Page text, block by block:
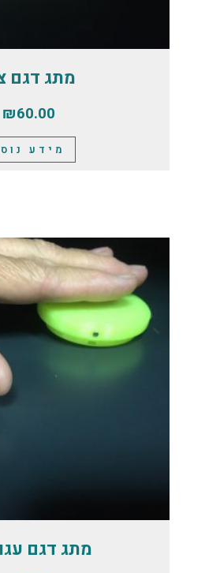
מתג דגם
₪60.00
מידע
מתג דגם עגול